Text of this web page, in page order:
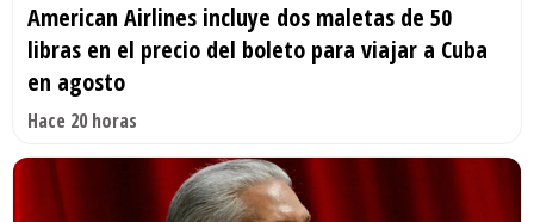
American Airlines incluye dos maletas de 50
libras en el precio del boleto para viajar a Cuba
en agosto
Hace 20 horas